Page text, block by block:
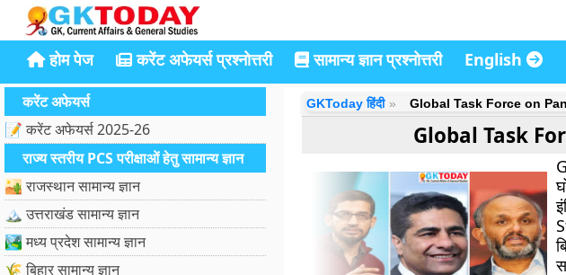
होम पेज करेंट अफेयर्स प्रश्नोत्तरी सामान्य ज्ञान प्रश्नोत्तरी English
करेंट अफेयर्स
📝 करेंट अफेयर्स 2025-26
राज्य स्तरीय PCS परीक्षाओं हेतु सामान्य ज्ञान
🏜️ राजस्थान सामान्य ज्ञान
🏔️ उत्तराखंड सामान्य ज्ञान
🏞️ मध्य प्रदेश सामान्य ज्ञान
🌾 बिहार सामान्य ज्ञान
GKToday हिंदी Global Task Force on
Global Task